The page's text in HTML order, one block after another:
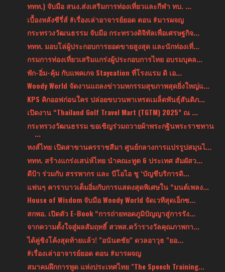
ททท.) จับมือ สนง.ส่งเสริมการท่องเที่ยวและกีฬา ทบ. ...
เบื้องหลังซีรี่ส์ #เรื่องเล่าอาจารย์ยอด ตอน #มารผจญ
กระทรวงวัฒนธรรม จับมือ กระทรวงดิจิทัลเพื่อเศรษฐกิจ...
ททท. มอบโล่ผู้ประกอบการยอดขายสูงสุด และนักท่องเที่...
กรมการท่องเที่ยวเสริมแกร่งผู้ประกอบการไทย อบรมบุคล...
พัก-อิ่ม-คุ้ม กับแพคเกจ Staycation ที่โรงแรม ดิ เอ...
Woody World จัดงานแถลงข่าวมหกรรมสุขภาพสุดยิ่งใหญ่แ...
KPS คิกออฟก่อนใคร ปล่อยขบวนพาเหรดเมล็ดพันธุ์สันติภ...
เปิดงาน “Thailand Golf Travel Mart (TGTM) 2025” ณ ...
กระทรวงวัฒนธรรม ขอเชิญร่วมถวายผ้าพระกฐินพระราชทาน
...
หงส์ไทย เปิดสาขานครราชสีมา ศูนย์กลางการแปรรูปสมุนไ...
ททท. สร้างแกร่งเสน่ห์ไทย นำคณะทูต 6 ประเทศ สัมผัสว...
ดีป้า ร่วมกับ สรรพากร และ บีโอไอ ชู ‘บัญชีบริการดิ...
แฟนๆ คาราบาวเต็มอิ่มกับการแสดงสุดพิเศษใน “มนต์เพลง...
House of Wisdom จับมือ Woody World จัดเวทีสุดเอ็กซ...
สกพอ. เปิดตัว E-Book “การถ่ายทอดภูมิปัญญาสู่การรัง...
จากความตั้งใจสู่ผลสัมฤทธิ์ สวพส.คว้ารางวัลคุณภาพกา...
ได้คู่ชิงโค้งสุดท้ายแล้ว! "อนันตชัย" ดวลอาวุธ "ยอ...
#เรื่องเล่าอาจารย์ยอด ตอน #มารผจญ
สมาคมฝึกการพูด แห่งประเทศไทย "The Speech Training...